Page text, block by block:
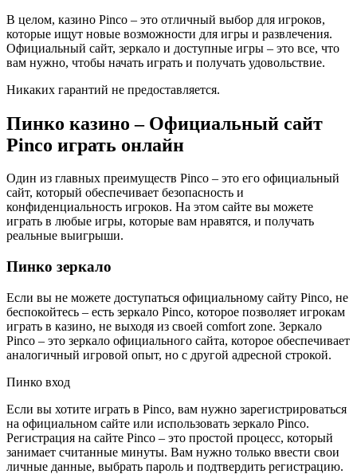
В целом, казино Pinco – это отличный выбор для игроков,
которые ищут новые возможности для игры и развлечения.
Официальный сайт, зеркало и доступные игры – это все, что
вам нужно, чтобы начать играть и получать удовольствие.
Никаких гарантий не предоставляется.
Пинко казино – Официальный сайт
Pinco играть онлайн
Один из главных преимуществ Pinco – это его официальный
сайт, который обеспечивает безопасность и
конфиденциальность игроков. На этом сайте вы можете
играть в любые игры, которые вам нравятся, и получать
реальные выигрыши.
Пинко зеркало
Если вы не можете доступаться официальному сайту Pinco, не
беспокойтесь – есть зеркало Pinco, которое позволяет игрокам
играть в казино, не выходя из своей comfort zone. Зеркало
Pinco – это зеркало официального сайта, которое обеспечивает
аналогичный игровой опыт, но с другой адресной строкой.
Пинко вход
Если вы хотите играть в Pinco, вам нужно зарегистрироваться
на официальном сайте или использовать зеркало Pinco.
Регистрация на сайте Pinco – это простой процесс, который
занимает считанные минуты. Вам нужно только ввести свои
личные данные, выбрать пароль и подтвердить регистрацию.